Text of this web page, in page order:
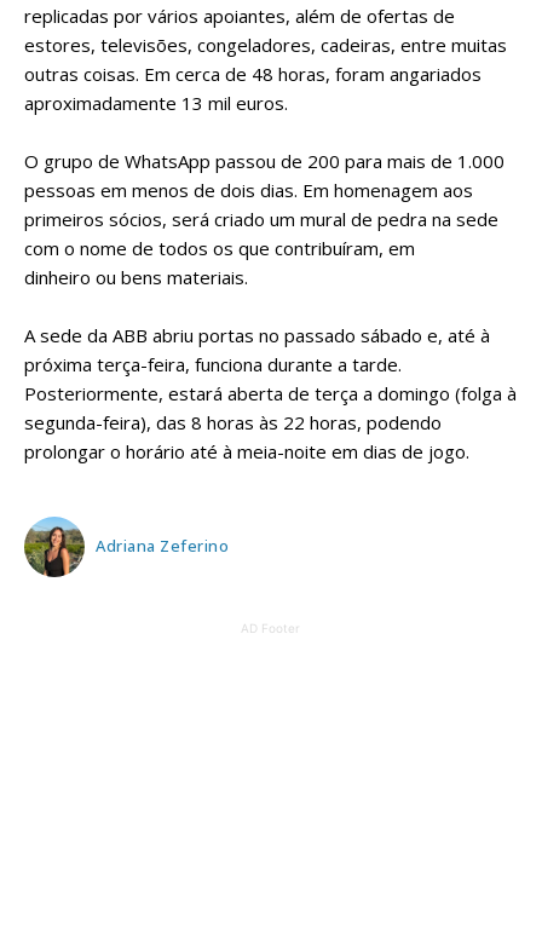
replicadas por vários apoiantes, além de ofertas de
estores, televisões, congeladores, cadeiras, entre muitas
outras coisas. Em cerca de 48 horas, foram angariados
aproximadamente 13 mil euros.
O grupo de WhatsApp passou de 200 para mais de 1.000
pessoas em menos de dois dias. Em homenagem aos
primeiros sócios, será criado um mural de pedra na sede
com o nome de todos os que contribuíram, em
dinheiro ou bens materiais.
A sede da ABB abriu portas no passado sábado e, até à
próxima terça-feira, funciona durante a tarde.
Posteriormente, estará aberta de terça a domingo (folga à
segunda-feira), das 8 horas às 22 horas, podendo
prolongar o horário até à meia-noite em dias de jogo.
Adriana Zeferino
AD Footer